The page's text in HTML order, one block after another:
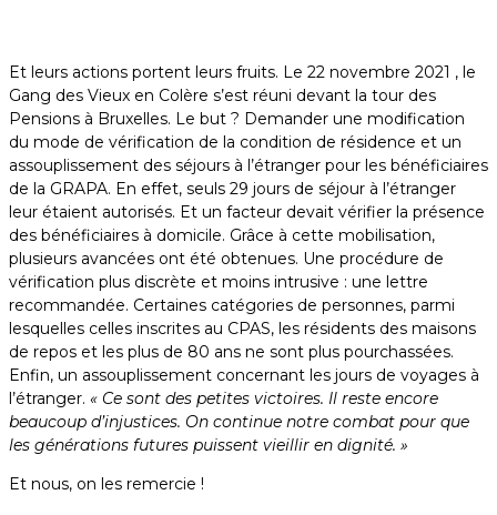
Et leurs actions portent leurs fruits. Le 22 novembre 2021 , le
Gang des Vieux en Colère s’est réuni devant la tour des
Pensions à Bruxelles. Le but ? Demander une modification
du mode de vérification de la condition de résidence et un
assouplissement des séjours à l’étranger pour les bénéficiaires
de la GRAPA. En effet, seuls 29 jours de séjour à l’étranger
leur étaient autorisés. Et un facteur devait vérifier la présence
des bénéficiaires à domicile. Grâce à cette mobilisation,
plusieurs avancées ont été obtenues. Une procédure de
vérification plus discrète et moins intrusive : une lettre
recommandée. Certaines catégories de personnes, parmi
lesquelles celles inscrites au CPAS, les résidents des maisons
de repos et les plus de 80 ans ne sont plus pourchassées.
Enfin, un assouplissement concernant les jours de voyages à
l’étranger. « Ce sont des petites victoires. Il reste encore
beaucoup d’injustices. On continue notre combat pour que
les générations futures puissent vieillir en dignité. »
Et nous, on les remercie !